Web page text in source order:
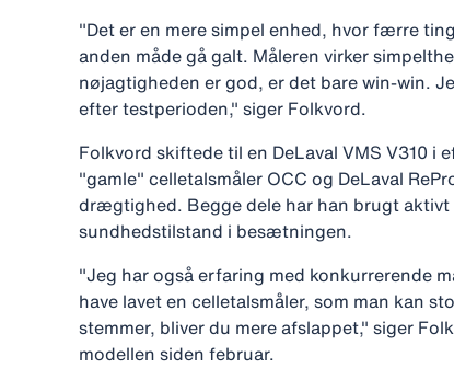
"Det er en mere simpel enhed, hvor færre
anden måde gå galt. Måleren virker
nøjagtigheden er god, er det bare win-win.
efter testperioden," siger Folkvord.
Folkvord skiftede til en DeLaval VMS V310 i
"gamle" celletalsmåler OCC og DeLaval
drægtighed. Begge dele har han brugt
sundhedstilstand i besætningen.
"Jeg har også erfaring med konkurrerende
have lavet en celletalsmåler, som man kan
stemmer, bliver du mere afslappet," siger
modellen siden februar.